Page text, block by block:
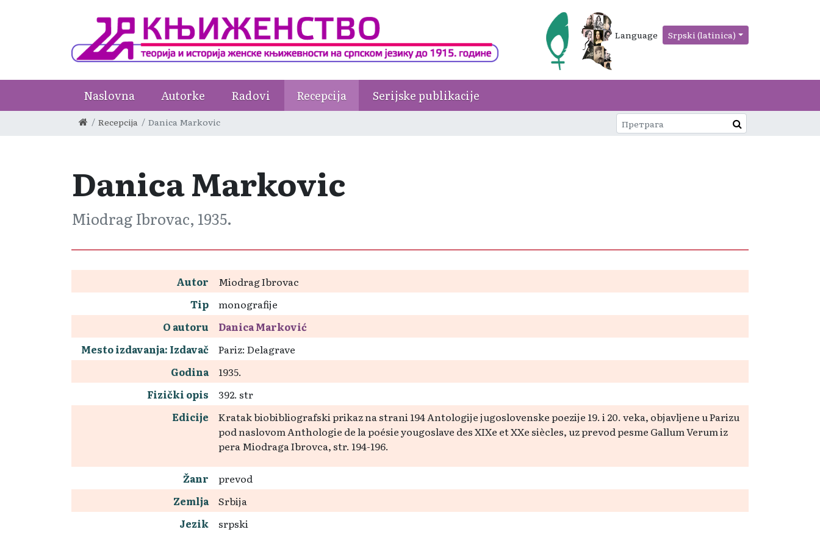
Language Srpski (latinica)
Naslovna Autorke Radovi Recepcija Serijske publikacije
Recepcija Danica Markovic
Danica Markovic
Miodrag Ibrovac, 1935.
Autor
Miodrag Ibrovac
Tip
monografije
O autoru
Danica Marković
Mesto izdavanja: Izdavač
Pariz: Delagrave
Godina
1935.
Fizički opis
392. str
Edicije
Kratak biobibliografski prikaz na strani 194 Antologije jugoslovenske poezije 19. i 20. veka, objavljene u Parizu
pod naslovom Anthologie de la poésie yougoslave des XIXe et XXe siècles, uz prevod pesme Gallum Verum iz
pera Miodraga Ibrovca, str. 194-196.
Žanr
prevod
Zemlja
Srbija
Jezik
srpski